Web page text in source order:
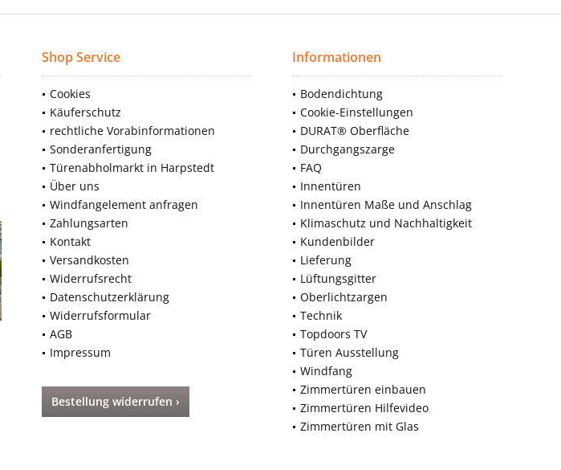
Shop Service
Cookies
Käuferschutz
rechtliche Vorabinformationen
Sonderanfertigung
Türenabholmarkt in Harpstedt
Über uns
Windfangelement anfragen
Zahlungsarten
Kontakt
Versandkosten
Widerrufsrecht
Datenschutzerklärung
Widerrufsformular
AGB
Impressum
Bestellung widerrufen ›
Informationen
Bodendichtung
Cookie-Einstellungen
DURAT® Oberfläche
Durchgangszarge
FAQ
Innentüren
Innentüren Maße und Anschlag
Klimaschutz und Nachhaltigkeit
Kundenbilder
Lieferung
Lüftungsgitter
Oberlichtzargen
Technik
Topdoors TV
Türen Ausstellung
Windfang
Zimmertüren einbauen
Zimmertüren Hilfevideo
Zimmertüren mit Glas